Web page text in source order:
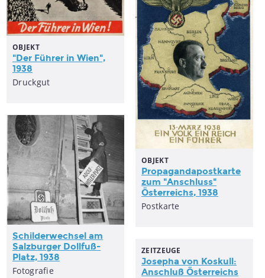
OBJEKT
"Der Führer in Wien",
1938
Druckgut
OBJEKT
Propagandapostkarte
zum "Anschluss"
Österreichs, 1938
Postkarte
Schilderwechsel am
Salzburger Dollfuß-
Platz, 1938
Fotografie
ZEITZEUGE
Josepha von Koskull:
Anschluß Österreichs